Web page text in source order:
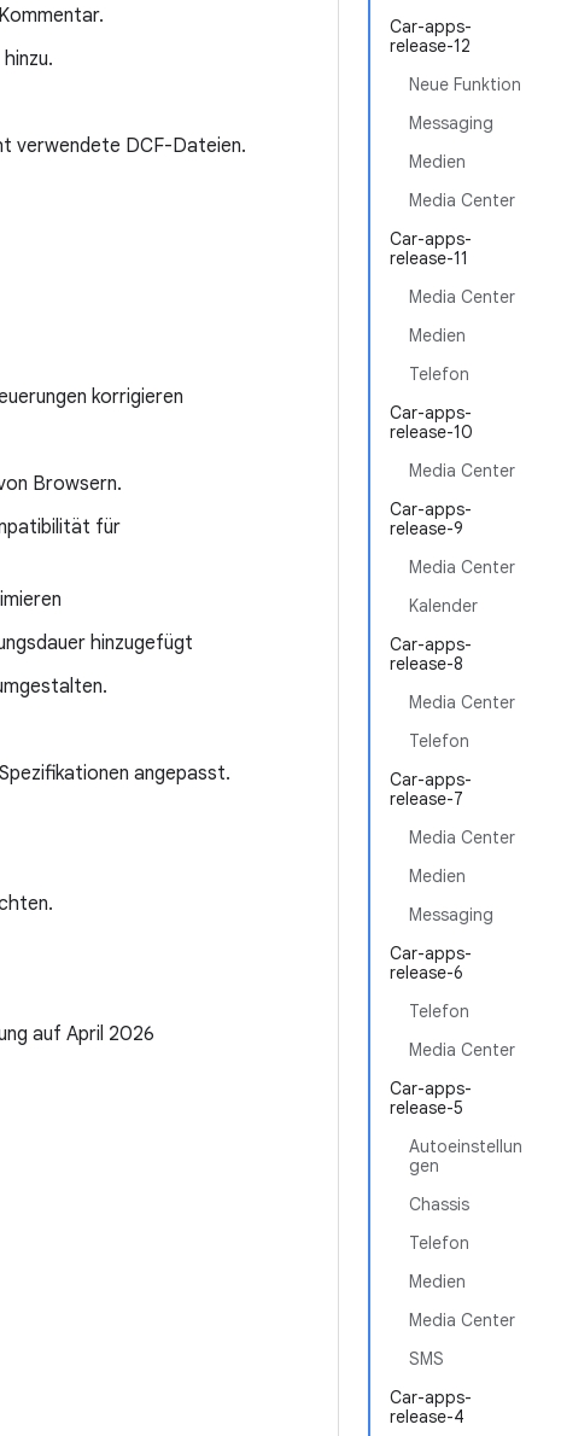
Car-apps-
release-12
Neue Funktion
Messaging
Medien
Media Center
Car-apps-
release-11
Media Center
Medien
Telefon
Car-apps-
release-10
Media Center
Car-apps-
release-9
Media Center
Kalender
Car-apps-
release-8
Media Center
Telefon
Car-apps-
release-7
Media Center
Medien
Messaging
Car-apps-
release-6
Telefon
Media Center
Car-apps-
release-5
Autoeinstellun
gen
Chassis
Telefon
Medien
Media Center
SMS
Car-apps-
release-4
verwendete DCF-Dateien.
korrigieren
Browsern.
für
hinzugefügt
angepasst.
auf April 2026